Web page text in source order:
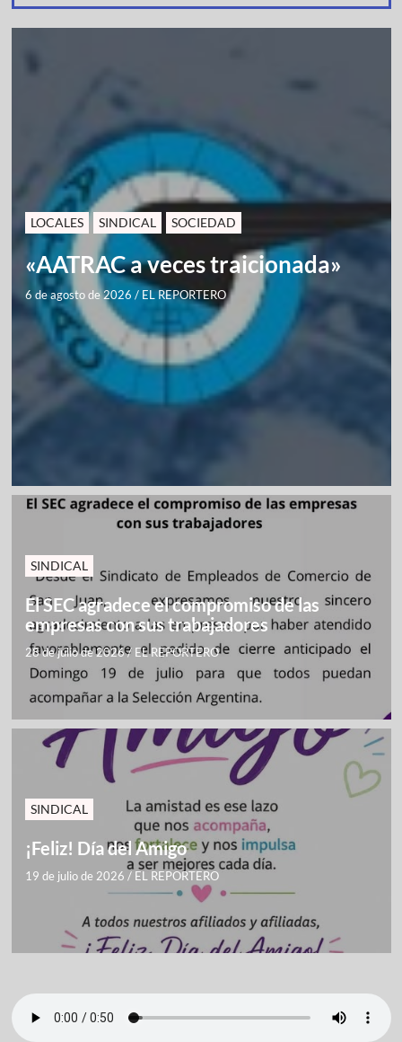
LOCALES SINDICAL SOCIEDAD
«AATRAC a veces traicionada»
6 de agosto de 2026 / EL REPORTERO
SINDICAL
El SEC agradece el compromiso de las
empresas con sus trabajadores
28 de julio de 2026/ EL REPORTERO
SINDICAL
¡Feliz! Día del Amigo
19 de julio de 2026 / EL REPORTERO